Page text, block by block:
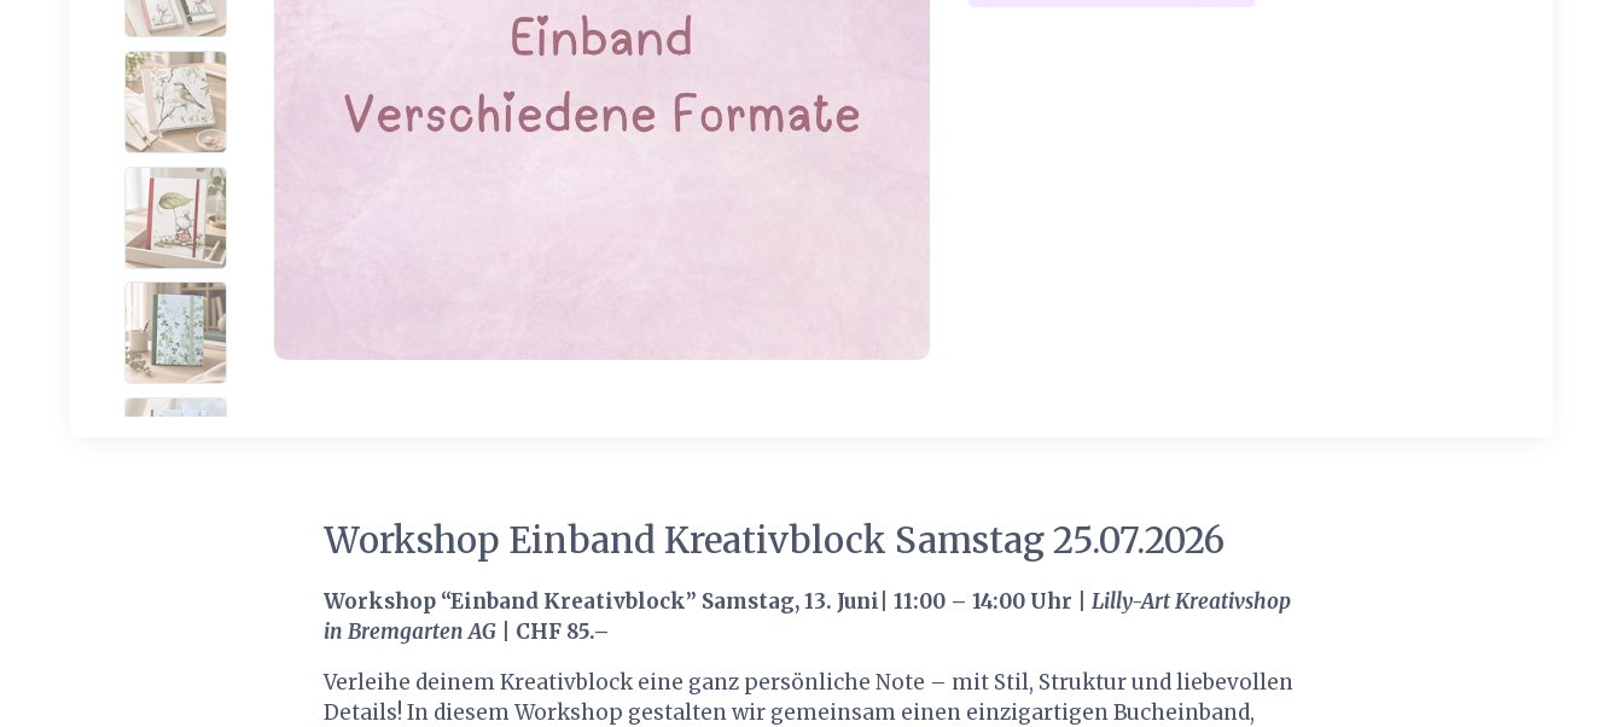
Workshop Einband Kreativblock Samstag 25.07.2026
Workshop “Einband Kreativblock” Samstag, 13. Juni| 11:00 – 14:00 Uhr | Lilly-Art Kreativshop
in Bremgarten AG| CHF 85.–
Verleihe deinem Kreativblock eine ganz persönliche Note – mit Stil, Struktur und liebevollen
Details! In diesem Workshop gestalten wir gemeinsam einen einzigartigen Bucheinband,